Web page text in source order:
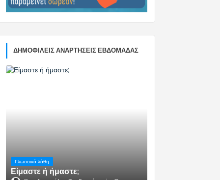
ΔΗΜΟΦΙΛΕΊΣ ΑΝΑΡΤΉΣΕΙΣ ΕΒΔΟΜΆΔΑΣ
Γλωσσικά λάθη
Είμαστε ή ήμαστε;